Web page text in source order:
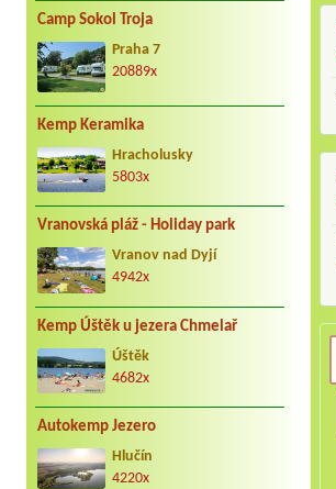
Camp Sokol Troja
Praha 7
20889x
Kemp Keramika
Hracholusky
5803x
Vranovská pláž - Holiday park
Vranov nad Dyjí
4942x
Kemp Úštěk u jezera Chmelař
Úštěk
4682x
Autokemp Jezero
Hlučín
4220x